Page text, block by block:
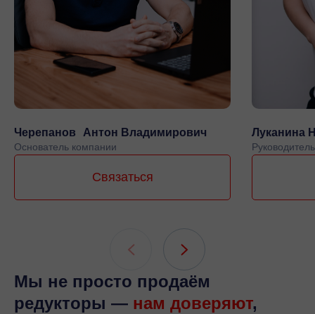
Черепанов Антон Владимирович
Основатель компании
Связаться
Луканина
Мы не просто продаём
редукторы — нам доверяют,